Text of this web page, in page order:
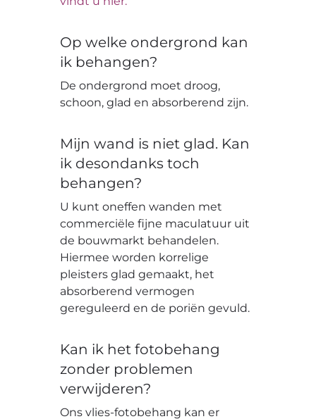
Op welke ondergrond kan
ik behangen?
De ondergrond moet droog,
schoon, glad en absorberend zijn.
Mijn wand is niet glad. Kan
ik desondanks toch
behangen?
U kunt oneffen wanden met
commerciële fijne maculatuur uit
de bouwmarkt behandelen.
Hiermee worden korrelige
pleisters glad gemaakt, het
absorberend vermogen
gereguleerd en de poriën gevuld.
Kan ik het fotobehang
zonder problemen
verwijderen?
Ons vlies-fotobehang kan er